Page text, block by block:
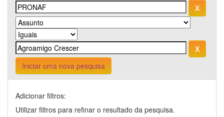
Iniciar uma nova pesquisa
Adicionar filtros:
Utilizar filtros para refinar o resultado da pesquisa.